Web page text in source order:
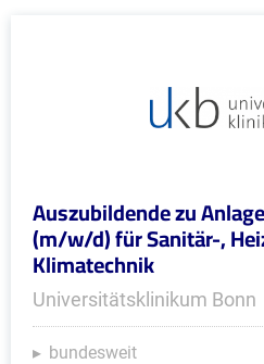
Auszubildende zu
(m/w/d) für Sanitär-,
Klimatechnik
Universitätsklinikum Bonn
bundesweit